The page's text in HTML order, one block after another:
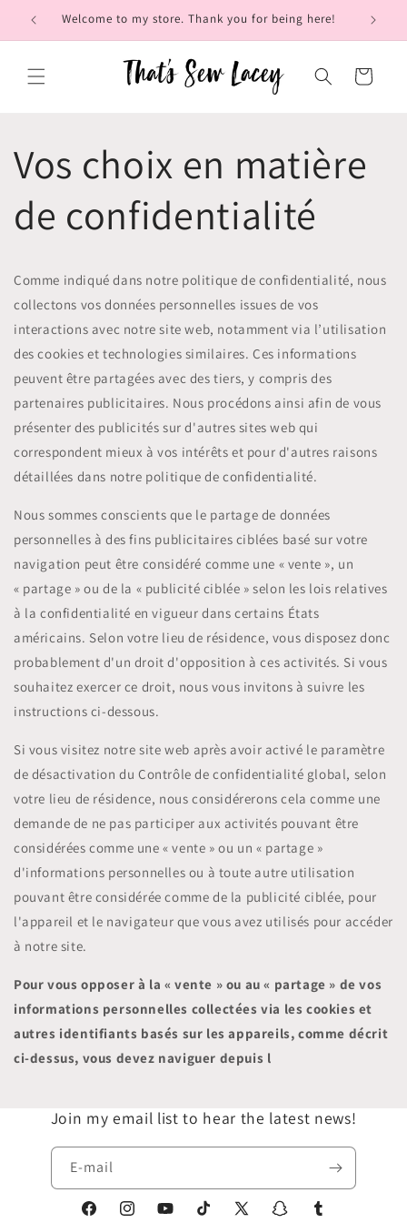
passerWelcome to my store. Thank you for being here!
Panier
Vos choix en matière
de confidentialité
Comme indiqué dans notre politique de confidentialité, nous
collectons vos données personnelles issues de vos
interactions avec notre site web, notamment via l’utilisation
des cookies et technologies similaires. Ces informations
peuvent être partagées avec des tiers, y compris des
partenaires publicitaires. Nous procédons ainsi afin de vous
présenter des publicités sur d'autres sites web qui
correspondent mieux à vos intérêts et pour d'autres raisons
détaillées dans notre politique de confidentialité.
Nous sommes conscients que le partage de données
personnelles à des fins publicitaires ciblées basé sur votre
navigation peut être considéré comme une « vente », un
« partage » ou de la « publicité ciblée » selon les lois relatives
à la confidentialité en vigueur dans certains États
américains. Selon votre lieu de résidence, vous disposez donc
probablement d'un droit d'opposition à ces activités. Si vous
souhaitez exercer ce droit, nous vous invitons à suivre les
instructions ci-dessous.
Si vous visitez notre site web après avoir activé le paramètre
de désactivation du Contrôle de confidentialité global, selon
votre lieu de résidence, nous considérerons cela comme une
demande de ne pas participer aux activités pouvant être
considérées comme une « vente » ou un « partage »
d'informations personnelles ou à toute autre utilisation
pouvant être considérée comme de la publicité ciblée, pour
l'appareil et le navigateur que vous avez utilisés pour accéder
à notre site.
Pour vous opposer à la « vente » ou au « partage » de vos
informations personnelles collectées via les cookies et
autres identifiants basés sur les appareils, comme décrit
ci-dessus, vous devez naviguer depuis l
Join my email list to hear the latest news!
E-mail
FacebookInstagramYouTubeTikTok X SnapchatTumblr